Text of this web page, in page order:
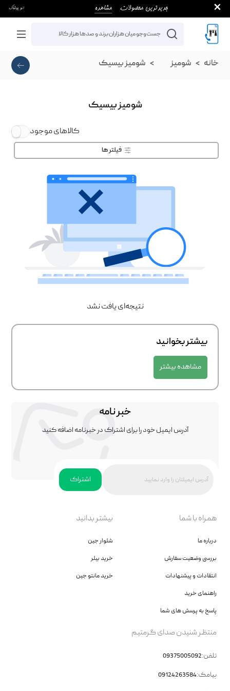
خانه شومیز شومیز بیسیک
شومیز بیسیک
کالاهای موجود
فیلتر ها
نتیجه‌ای یافت نشد
بیشتر بخوانید
مشاهده بیشتر
خبر نامه
آدرس ایمیل خود را برای اشتراک در خبرنامه اضافه کنید
اشتراک
همراه با شما
درباره ما
بررسی وضعیت سفارش
انتقادات و پیشنهادات
راهنمای خرید
پاسخ به پرسش های شما
بیشتر بدانید
شلوار جین
خرید بیلر
خرید مانتو جین
منتظر شنیدن صدای گرمتیم
تلفن:09375005092
پیامک:09124263584